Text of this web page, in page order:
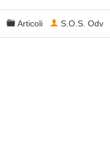
Articoli S.O.S. Odv